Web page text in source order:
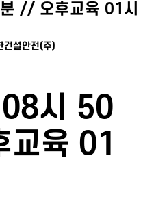
// 오후교육 01시
건설안전(주)
시 50
육 01